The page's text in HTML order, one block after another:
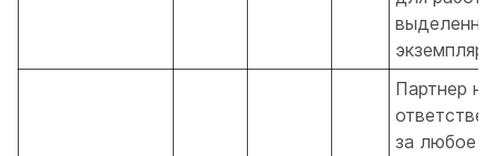
Партнер
за любое